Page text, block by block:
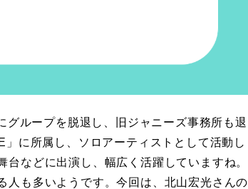
ループを脱退し、旧ジャニーズ事務所も退
に所属し、ソロアーティストとして活動し
などに出演し、幅広く活躍していますね。
人も多いようです。今回は、北山宏光さんの